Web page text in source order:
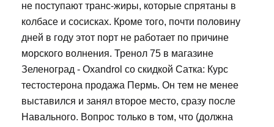
не поступают транс-жиры, которые спрятаны в
колбасе и сосисках. Кроме того, почти половину
дней в году этот порт не работает по причине
морского волнения. Тренол 75 в магазине
Зеленоград - Oxandrol со скидкой Сатка: Курс
тестостерона продажа Пермь. Он тем не менее
выставился и занял второе место, сразу после
Навального. Вопрос только в том, что (должна